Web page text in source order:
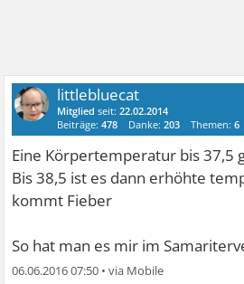
littlebluecat
Mitglied seit:22.02.2014
Beiträge:478 Danke:203 Themen:6
Eine Körpertemperatur bis 37,5
Bis 38,5 ist es dann erhöhte
kommt Fieber
So hat man es mir im
06.06.2016 07:50 •